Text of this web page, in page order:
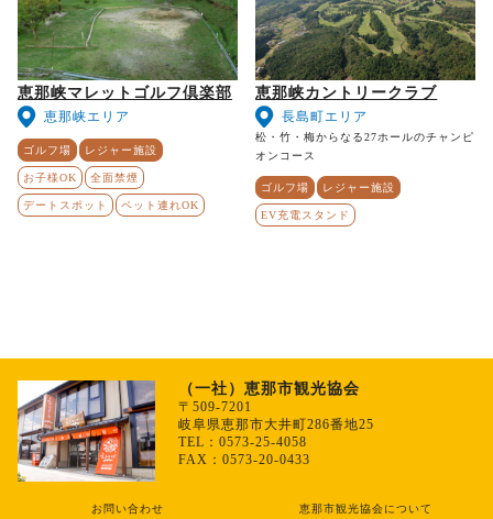
恵那峡マレットゴルフ倶楽部
恵那峡エリア
ゴルフ場 レジャー施設
お子様OK 全面禁煙
デートスポット ペット連れOK
恵那峡カントリークラブ
長島町エリア
松・竹・梅からなる27ホールのチャンピ
オンコース
ゴルフ場 レジャー施設
EV充電スタンド
（一社）恵那市観光協会
〒509-7201
岐阜県恵那市大井町286番地25
TEL：0573-25-4058
FAX：0573-20-0433
お問い合わせ 恵那市観光協会について